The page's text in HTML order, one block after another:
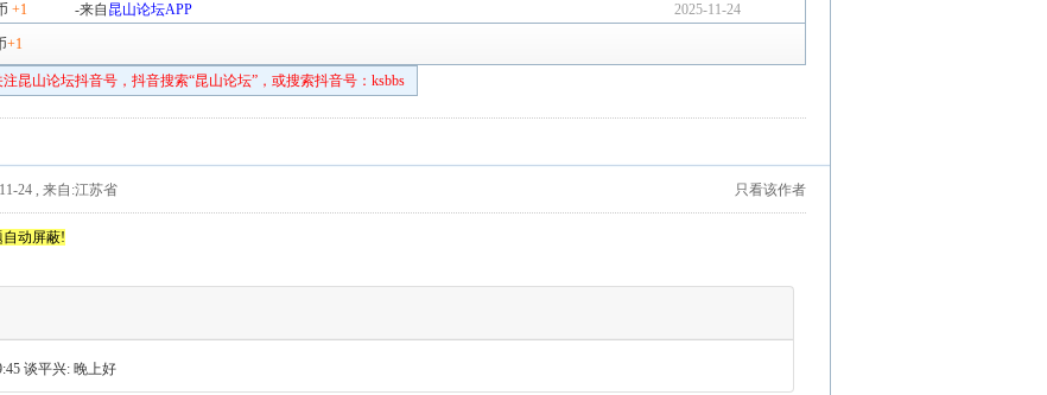
+1 -来自 昆山论坛APP 2025-11-24
+1
昆山论坛抖音号，抖音搜索“昆山论坛”，或搜索抖音号：ksbbs
只看该作者
24 , 来自:江苏省
自动屏蔽!
谈平兴: 晚上好